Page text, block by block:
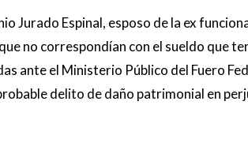
Jurado Espinal, esposo de la ex
no correspondían con el sueldo que
ante el Ministerio Público del Fuero
delito de daño patrimonial en